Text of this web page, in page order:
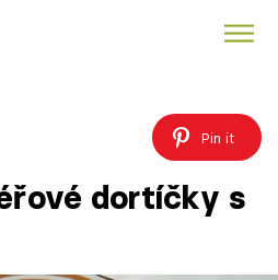
Pin it
dortíčky s